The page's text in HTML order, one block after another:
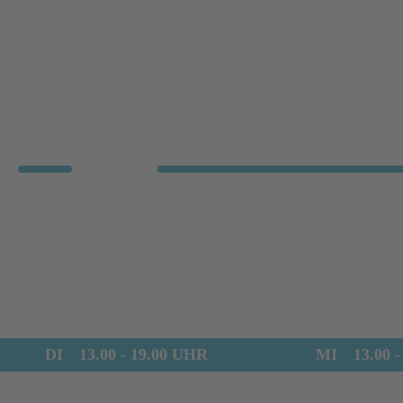
DI 13.00 - 19.00 UHR MI 13.00